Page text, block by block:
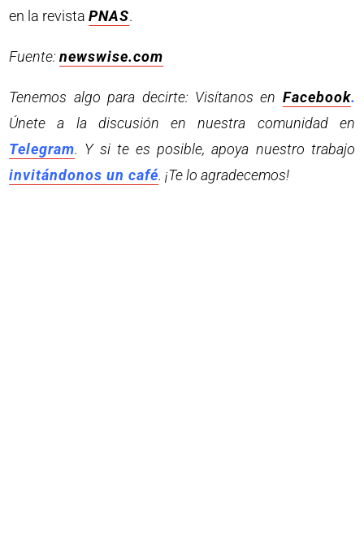
en la revistaPNAS.
Fuente:newswise.com
Tenemos algo para decirte: Visítanos en Facebook.
Únete a la discusión en nuestra comunidad en
Telegram. Y si te es posible, apoya nuestro trabajo
invitándonos un café. ¡Te lo agradecemos!